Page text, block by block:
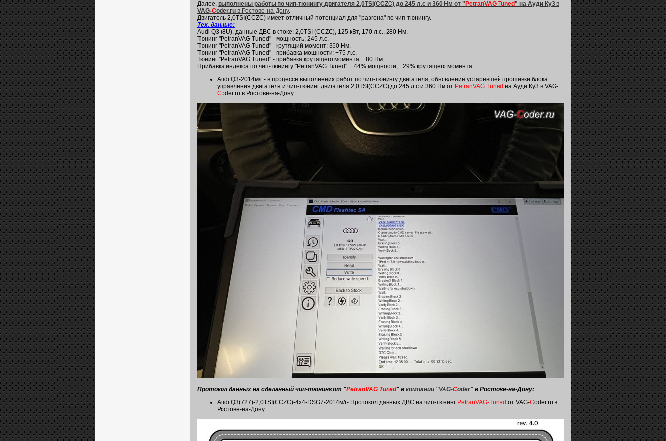
Далее, выполнены работы по чип-тюнингу двигателя 2,0TSI(CCZС) до 245 л.с и 360 Нм от " PetranVAG Tuned" на Ауди Ку3 в
VAG-Coder.ru в Ростове-на-Дону.
Двигатель 2,0TSI(CCZС) имеет отличный потенциал для "разгона" по чип-тюнингу.
Тех. данные:
Audi Q3 (8U), данные ДВС в стоке: 2,0TSI (CCZС), 125 кВт, 170 л.с., 280 Нм.
Тюнинг "PetranVAG Tuned" - мощность: 245 л.с.
Тюнинг "PetranVAG Tuned" - крутящий момент: 360 Нм.
Тюнинг "PetranVAG Tuned" - прибавка мощности: +75 л.с.
Тюнинг "PetranVAG Tuned" - прибавка крутящего момента: +80 Нм.
Прибавка индекса по чип-тюнингу "PetranVAG Tuned": +44% мощности, +29% крутящего момента.
Audi Q3-2014м/г - в процессе выполнения работ по чип-тюнингу двигателя, обновление устаревшей прошивки блока
управления двигателя и чип-тюнинг двигателя 2,0TSI(CCZС) до 245 л.с и 360 Нм от PetranVAG Tuned на Ауди Ку3 в VAG-
Coder.ru в Ростове-на-Дону
Протокол данных на сделанный чип-тюнинг от "PetranVAG Tuned" в компании "VAG-Coder" в Ростове-на-Дону:
Audi Q3(727)-2,0TSI(CCZC)-4х4-DSG7-2014м/г- Протокол данных ДВС на чип-тюнинг PetranVAG-Tuned от VAG-Coder.ru в
Ростове-на-Дону